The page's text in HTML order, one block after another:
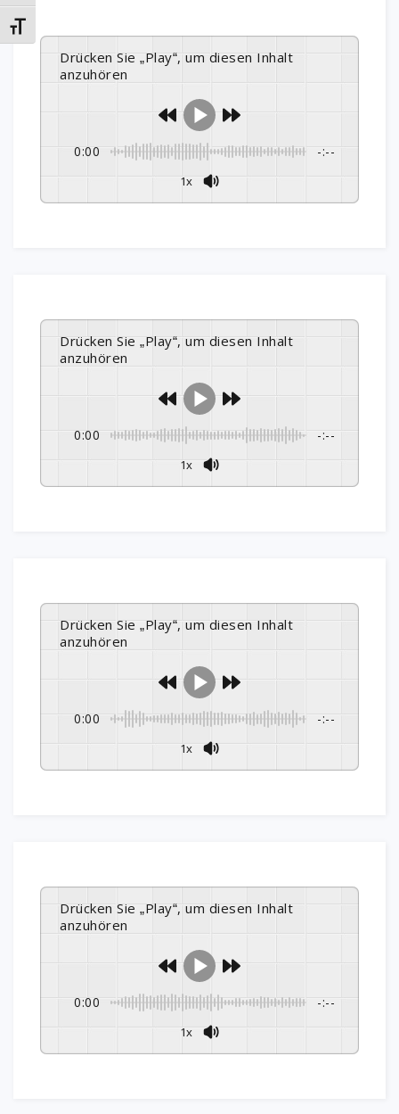
Schrift vergrößern
Drücken Sie „Play“, um diesen Inhalt
anzuhören
0:00 -:--
1x
Drücken Sie „Play“, um diesen Inhalt
anzuhören
0:00 -:--
1x
Drücken Sie „Play“, um diesen Inhalt
anzuhören
0:00 -:--
1x
Drücken Sie „Play“, um diesen Inhalt
anzuhören
0:00 -:--
1x